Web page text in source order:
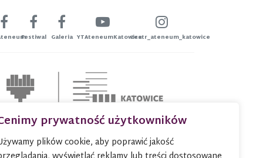
prywatność użytkowników
plików cookie, aby poprawić jakość
Festiwal Galeria YTAteneumKatowiceteatr_ateneum_katowice